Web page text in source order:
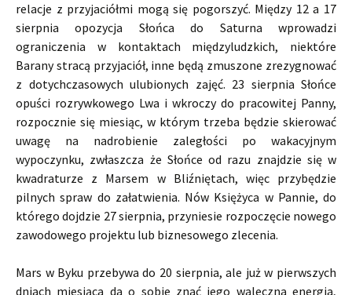
relacje z przyjaciółmi mogą się pogorszyć. Między 12 a 17
sierpnia opozycja Słońca do Saturna wprowadzi
ograniczenia w kontaktach międzyludzkich, niektóre
Barany stracą przyjaciół, inne będą zmuszone zrezygnować
z dotychczasowych ulubionych zajęć. 23 sierpnia Słońce
opuści rozrywkowego Lwa i wkroczy do pracowitej Panny,
rozpocznie się miesiąc, w którym trzeba będzie skierować
uwagę na nadrobienie zaległości po wakacyjnym
wypoczynku, zwłaszcza że Słońce od razu znajdzie się w
kwadraturze z Marsem w Bliźniętach, więc przybędzie
pilnych spraw do załatwienia. Nów Księżyca w Pannie, do
którego dojdzie 27 sierpnia, przyniesie rozpoczęcie nowego
zawodowego projektu lub biznesowego zlecenia.
Mars w Byku przebywa do 20 sierpnia, ale już w pierwszych
dniach miesiąca da o sobie znać jego waleczna energia,